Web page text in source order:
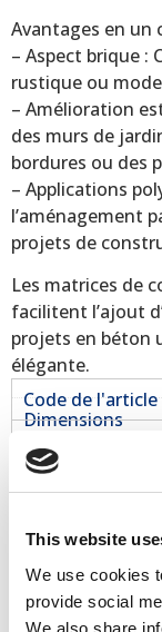
This website
We use cookies
provide social
We also share
Avantages en un
– Aspect brique :
rustique ou
– Amélioration
des murs de
bordures ou des
– Applications
l’aménagement
projets de
Les matrices de
facilitent l’ajout
projets en béton
élégante.
Code de l'article
Dimensions
Outil
Ventes sur